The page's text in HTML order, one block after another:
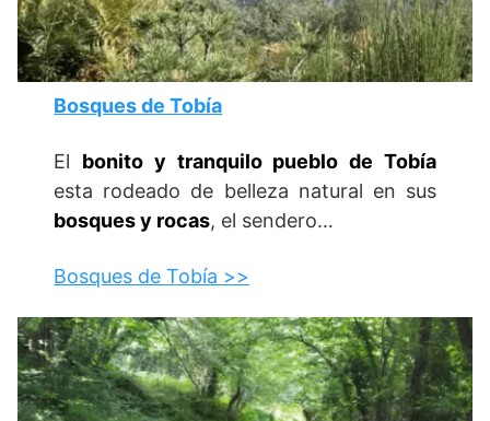
Bosques de Tobía
El bonito y tranquilo pueblo de Tobía
esta rodeado de belleza natural en sus
bosques y rocas, el sendero…
Bosques de Tobía >>